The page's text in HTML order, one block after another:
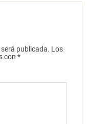
publicada. Los
con *